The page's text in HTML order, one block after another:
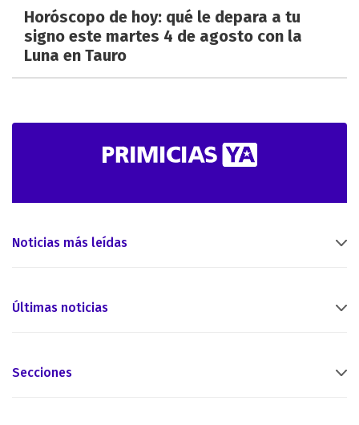
Horóscopo de hoy: qué le depara a tu
signo este martes 4 de agosto con la
Luna en Tauro
Noticias más leídas
Últimas noticias
Secciones